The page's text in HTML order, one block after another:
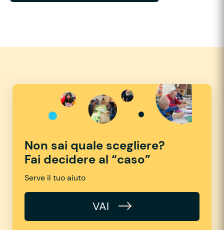
Non sai quale scegliere?
Fai decidere al “caso”
Serve il tuo aiuto
VAI